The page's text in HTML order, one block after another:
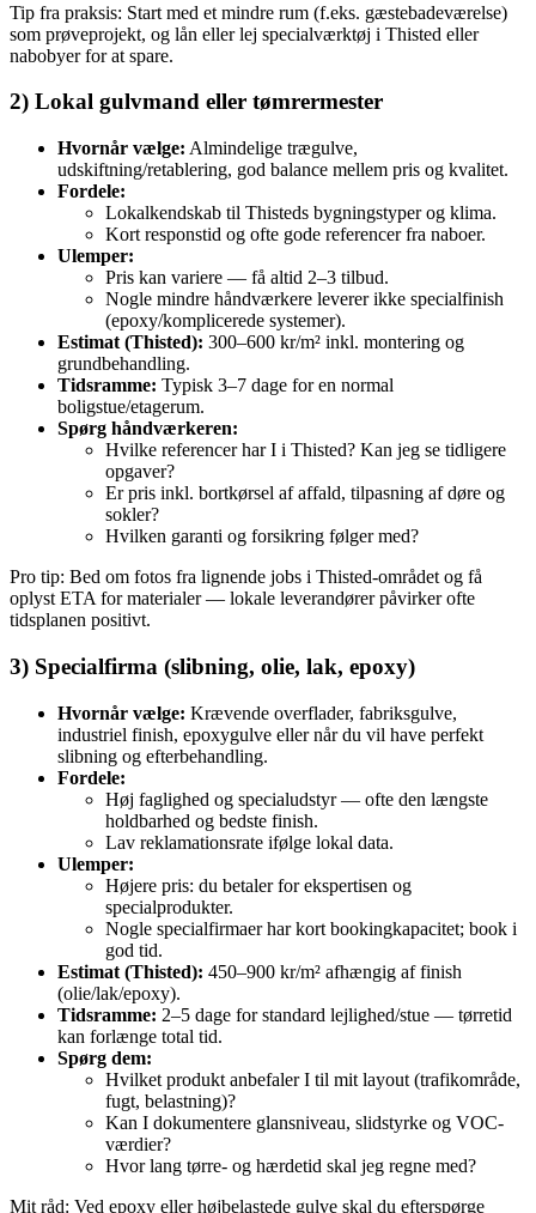
Tip fra praksis: Start med et mindre rum (f.eks. gæstebadeværelse)
som prøveprojekt, og lån eller lej specialværktøj i Thisted eller
nabobyer for at spare.
2) Lokal gulvmand eller tømrermester
Hvornår vælge: Almindelige trægulve,
udskiftning/retablering, god balance mellem pris og kvalitet.
Fordele:
Lokalkendskab til Thisteds bygningstyper og klima.
Kort responstid og ofte gode referencer fra naboer.
Ulemper:
Pris kan variere — få altid 2–3 tilbud.
Nogle mindre håndværkere leverer ikke specialfinish
(epoxy/komplicerede systemer).
Estimat (Thisted): 300–600 kr/m² inkl. montering og
grundbehandling.
Tidsramme: Typisk 3–7 dage for en normal
boligstue/etagerum.
Spørg håndværkeren:
Hvilke referencer har I i Thisted? Kan jeg se tidligere
opgaver?
Er pris inkl. bortkørsel af affald, tilpasning af døre og
sokler?
Hvilken garanti og forsikring følger med?
Pro tip: Bed om fotos fra lignende jobs i Thisted-området og få
oplyst ETA for materialer — lokale leverandører påvirker ofte
tidsplanen positivt.
3) Specialfirma (slibning, olie, lak, epoxy)
Hvornår vælge: Krævende overflader, fabriksgulve,
industriel finish, epoxygulve eller når du vil have perfekt
slibning og efterbehandling.
Fordele:
Høj faglighed og specialudstyr — ofte den længste
holdbarhed og bedste finish.
Lav reklamationsrate ifølge lokal data.
Ulemper:
Højere pris: du betaler for ekspertisen og
specialprodukter.
Nogle specialfirmaer har kort bookingkapacitet; book i
god tid.
Estimat (Thisted): 450–900 kr/m² afhængig af finish
(olie/lak/epoxy).
Tidsramme: 2–5 dage for standard lejlighed/stue — tørretid
kan forlænge total tid.
Spørg dem:
Hvilket produkt anbefaler I til mit layout (trafikområde,
fugt, belastning)?
Kan I dokumentere glansniveau, slidstyrke og VOC-
værdier?
Hvor lang tørre- og hærdetid skal jeg regne med?
Mit råd: Ved epoxy eller højbelastede gulve skal du efterspørge